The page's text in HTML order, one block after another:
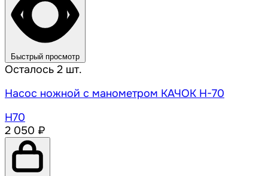
Быстрый просмотр
Осталось 2 шт.
Насос ножной с манометром КАЧОК H-70
Н70
2 050 ₽